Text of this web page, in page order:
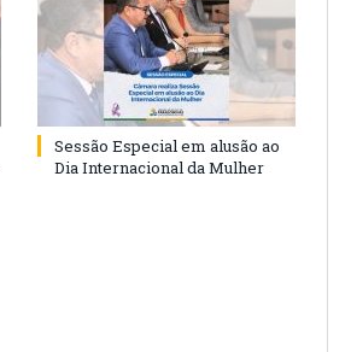
Sessão Especial em alusão ao
Dia Internacional da Mulher